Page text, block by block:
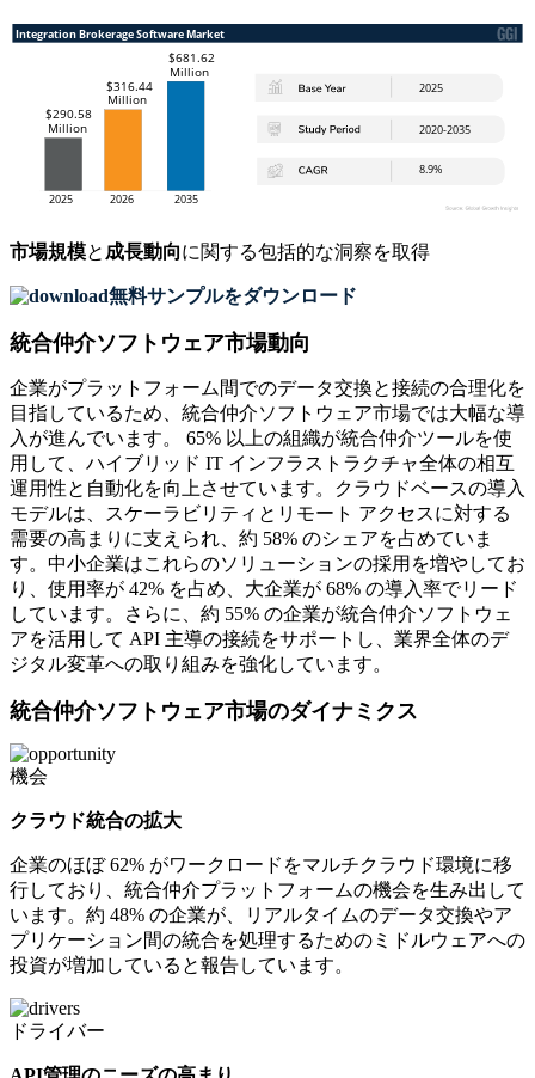
市場規模と成長動向に関する包括的な洞察を取得
無料サンプルをダウンロード
統合仲介ソフトウェア市場動向
企業がプラットフォーム間でのデータ交換と接続の合理化を
目指しているため、統合仲介ソフトウェア市場では大幅な導
入が進んでいます。 65% 以上の組織が統合仲介ツールを使
用して、ハイブリッド IT インフラストラクチャ全体の相互
運用性と自動化を向上させています。クラウドベースの導入
モデルは、スケーラビリティとリモート アクセスに対する
需要の高まりに支えられ、約 58% のシェアを占めていま
す。中小企業はこれらのソリューションの採用を増やしてお
り、使用率が 42% を占め、大企業が 68% の導入率でリード
しています。さらに、約 55% の企業が統合仲介ソフトウェ
アを活用して API 主導の接続をサポートし、業界全体のデ
ジタル変革への取り組みを強化しています。
統合仲介ソフトウェア市場のダイナミクス
機会
クラウド統合の拡大
企業のほぼ 62% がワークロードをマルチクラウド環境に移
行しており、統合仲介プラットフォームの機会を生み出して
います。約 48% の企業が、リアルタイムのデータ交換やア
プリケーション間の統合を処理するためのミドルウェアへの
投資が増加していると報告しています。
ドライバー